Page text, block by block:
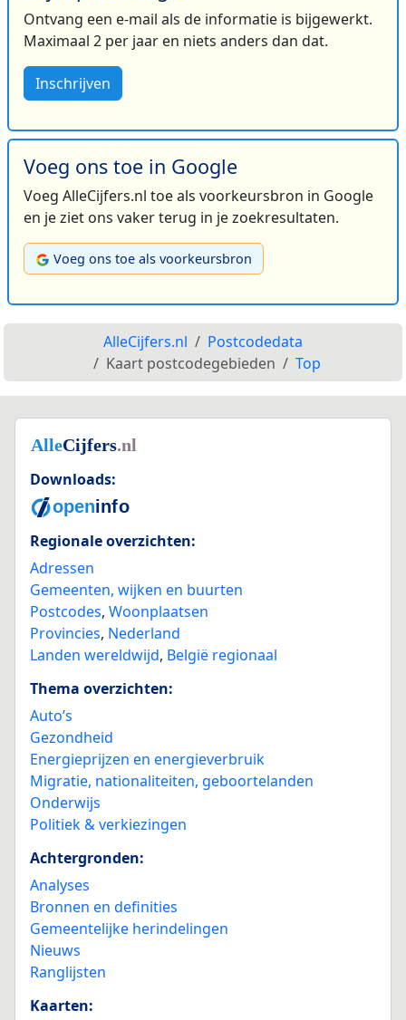
Ontvang een e-mail als de informatie is bijgewerkt.
Maximaal 2 per jaar en niets anders dan dat.
Inschrijven
Voeg ons toe in Google
Voeg AlleCijfers.nl toe als voorkeursbron in Google
en je ziet ons vaker terug in je zoekresultaten.
Voeg ons toe als voorkeursbron
AlleCijfers.nl
Postcodedata
Kaart postcodegebieden
Top
Downloads:
Regionale overzichten:
Adressen
Gemeenten, wijken en buurten
Postcodes, Woonplaatsen
Provincies, Nederland
Landen wereldwijd, België regionaal
Thema overzichten:
Auto’s
Gezondheid
Energieprijzen en energieverbruik
Migratie, nationaliteiten, geboortelanden
Onderwijs
Politiek & verkiezingen
Achtergronden:
Analyses
Bronnen en definities
Gemeentelijke herindelingen
Nieuws
Ranglijsten
Kaarten: